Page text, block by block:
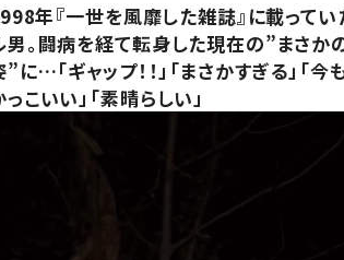
年『一世を風靡した雑誌』に載ってい
男。闘病を経て転身した現在の”まさか
”に…「ギャップ！！」「まさかすぎる」「今
っこいい」「素晴らしい」